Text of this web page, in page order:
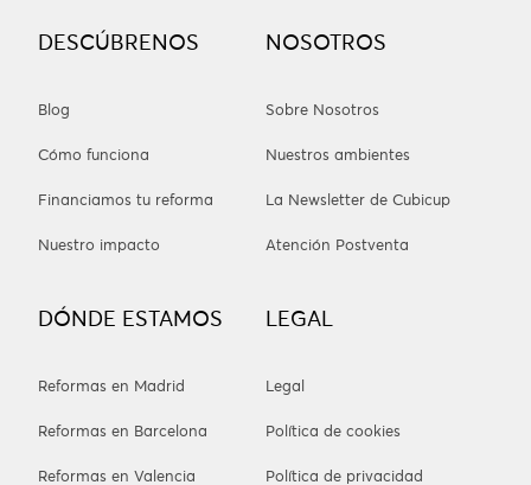
DESCÚBRENOS
Blog
Cómo funciona
Financiamos tu reforma
Nuestro impacto
NOSOTROS
Sobre Nosotros
Nuestros ambientes
La Newsletter de Cubicup
Atención Postventa
DÓNDE ESTAMOS
Reformas en Madrid
Reformas en Barcelona
Reformas en Valencia
LEGAL
Legal
Política de cookies
Política de privacidad